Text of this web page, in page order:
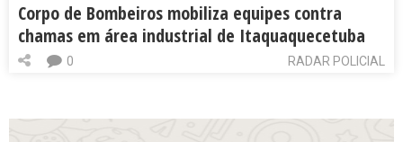
Corpo de Bombeiros mobiliza equipes contra
chamas em área industrial de Itaquaquecetuba
RADAR POLICIAL
0